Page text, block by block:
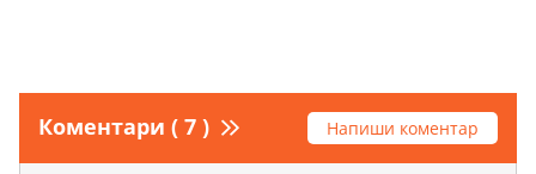
Коментари ( 7 ) Напиши коментар